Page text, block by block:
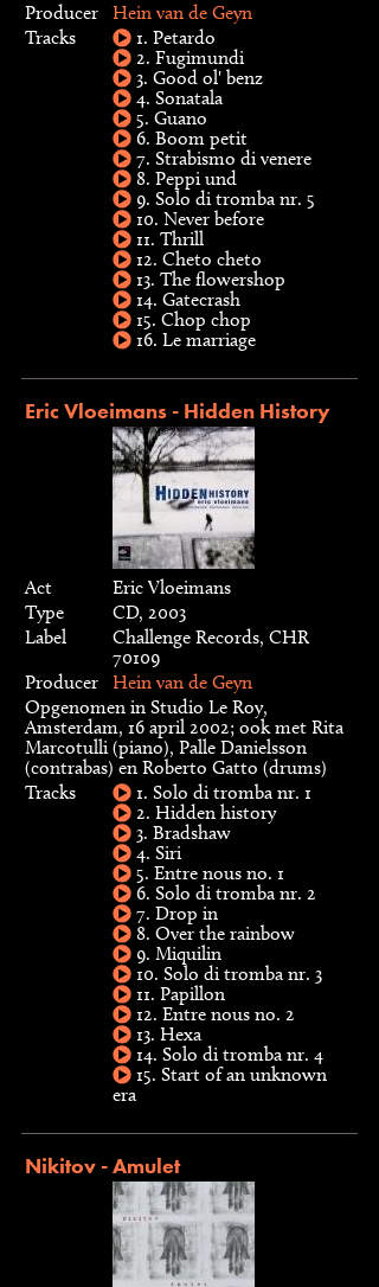
Producer
Hein van de Geyn
Tracks
1. Petardo
2. Fugimundi
3. Good ol' benz
4. Sonatala
5. Guano
6. Boom petit
7. Strabismo di venere
8. Peppi und
9. Solo di tromba nr. 5
10. Never before
11. Thrill
12. Cheto cheto
13. The flowershop
14. Gatecrash
15. Chop chop
16. Le marriage
Eric Vloeimans - Hidden History
Act
Eric Vloeimans
Type
CD, 2003
Label
Challenge Records, CHR
70109
Producer
Hein van de Geyn
Opgenomen in Studio Le Roy,
Amsterdam, 16 april 2002; ook met Rita
Marcotulli (piano), Palle Danielsson
(contrabas) en Roberto Gatto (drums)
Tracks
1. Solo di tromba nr. 1
2. Hidden history
3. Bradshaw
4. Siri
5. Entre nous no. 1
6. Solo di tromba nr. 2
7. Drop in
8. Over the rainbow
9. Miquilin
10. Solo di tromba nr. 3
11. Papillon
12. Entre nous no. 2
13. Hexa
14. Solo di tromba nr. 4
15. Start of an unknown
era
Nikitov - Amulet